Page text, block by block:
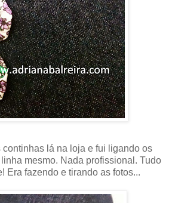
lá na loja e fui ligando os
mesmo. Nada profissional. Tudo
Era fazendo e tirando as fotos...